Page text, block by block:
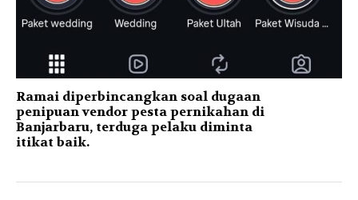
Ramai diperbincangkan soal dugaan
penipuan vendor pesta pernikahan di
Banjarbaru, terduga pelaku diminta
itikat baik.